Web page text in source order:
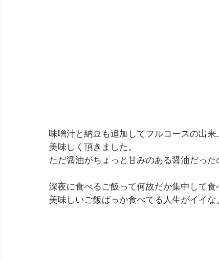
味噌汁と納豆も追加してフルコースの出来
美味しく頂きました。
ただ醤油がちょっと甘みのある醤油だっ
深夜に食べるご飯って何故だか集中して
美味しいご飯ばっか食べてる人生がイイな